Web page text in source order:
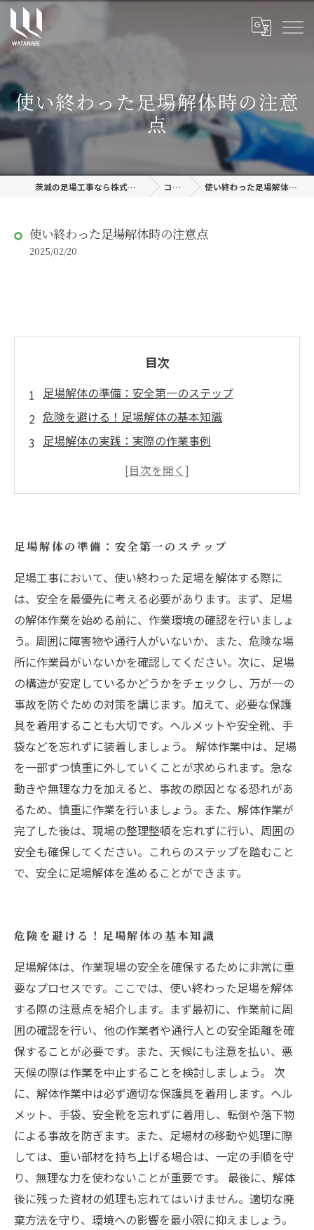
使い終わった足場解体時の注意
点
茨城の足場工事なら株式会社渡邊建設 コラム 使い終わった足場解体時の注意点
使い終わった足場解体時の注意点
2025/02/20
目次
足場解体の準備：安全第一のステップ
危険を避ける！足場解体の基本知識
足場解体の実践：実際の作業事例
効率よく進める！足場解体の施工ポイント
イス
まとめ：足場解体を安全に行うために必要なこ
と
足場解体の準備：安全第一のステップ
足場工事において、使い終わった足場を解体する際に
は、安全を最優先に考える必要があります。まず、足場
の解体作業を始める前に、作業環境の確認を行いましょ
う。周囲に障害物や通行人がいないか、また、危険な場
所に作業員がいないかを確認してください。次に、足場
の構造が安定しているかどうかをチェックし、万が一の
事故を防ぐための対策を講じます。加えて、必要な保護
具を着用することも大切です。ヘルメットや安全靴、手
袋などを忘れずに装着しましょう。 解体作業中は、足場
を一部ずつ慎重に外していくことが求められます。急な
動きや無理な力を加えると、事故の原因となる恐れがあ
るため、慎重に作業を行いましょう。また、解体作業が
完了した後は、現場の整理整頓を忘れずに行い、周囲の
安全も確保してください。これらのステップを踏むこと
で、安全に足場解体を進めることができます。
危険を避ける！足場解体の基本知識
足場解体は、作業現場の安全を確保するために非常に重
要なプロセスです。ここでは、使い終わった足場を解体
する際の注意点を紹介します。まず最初に、作業前に周
囲の確認を行い、他の作業者や通行人との安全距離を確
保することが必要です。また、天候にも注意を払い、悪
天候の際は作業を中止することを検討しましょう。 次
に、解体作業中は必ず適切な保護具を着用します。ヘル
メット、手袋、安全靴を忘れずに着用し、転倒や落下物
による事故を防ぎます。また、足場材の移動や処理に際
しては、重い部材を持ち上げる場合は、一定の手順を守
り、無理な力を使わないことが重要です。 最後に、解体
後に残った資材の処理も忘れてはいけません。適切な廃
棄方法を守り、環境への影響を最小限に抑えましょう。